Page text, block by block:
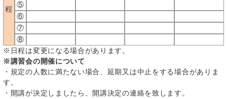
程
⑤
⑥
⑦
⑧
※日程は変更になる場合があります。
※講習会の開催について
・規定の人数に満たない場合、延期又は中止をする場合がありま
す。
・開講が決定しましたら、開講決定の連絡を致します。